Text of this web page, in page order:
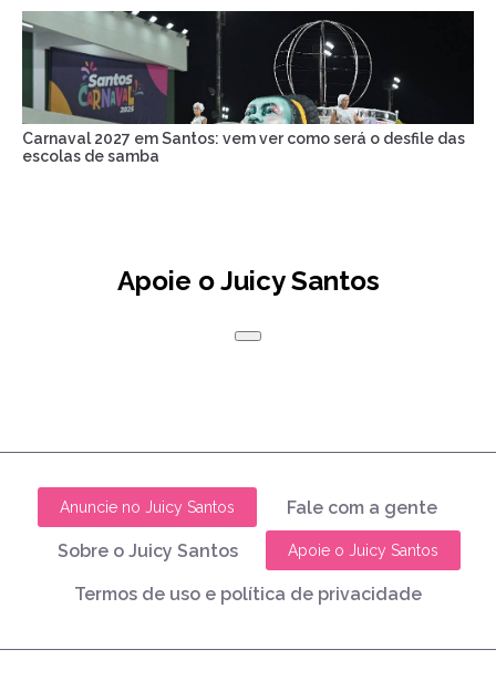
Carnaval 2027 em Santos: vem ver como será o desfile das
escolas de samba
Apoie o Juicy Santos
Anuncie no Juicy Santos Fale com a gente
Sobre o Juicy Santos Apoie o Juicy Santos
Termos de uso e política de privacidade